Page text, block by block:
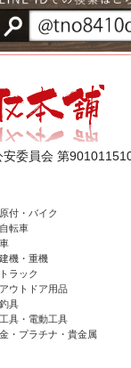
安委員会 第
原付・バイク
自転車
車
建機・重機
トラック
アウトドア用品
釣具
工具・電動工具
金・プラチナ・貴金属